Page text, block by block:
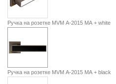
Ручка на розетке MVM А-2015 МА + white
Ручка на розетке MVM А-2015 МА + black